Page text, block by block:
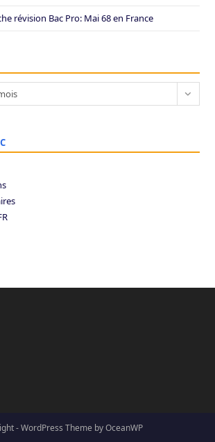
révision Bac Pro: Mai 68 en France
- WordPress Theme by OceanWP